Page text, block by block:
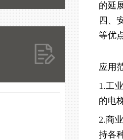
的延
四、
等优
应用
1.工
的电
2.商
持各